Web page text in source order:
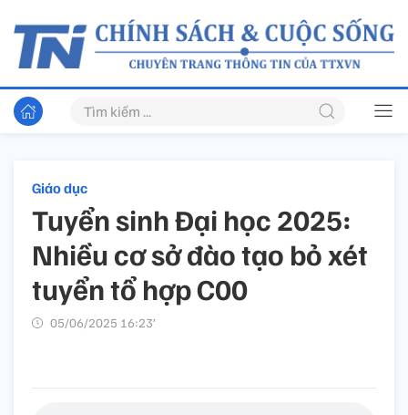
Giáo dục
Tuyển sinh Đại học 2025:
Nhiều cơ sở đào tạo bỏ xét
tuyển tổ hợp C00
05/06/2025 16:23’